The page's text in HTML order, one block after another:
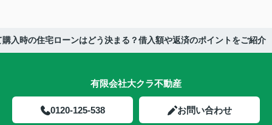
入時の住宅ローンはどう決まる？借入額や返済のポイントをご紹介
有限会社大クラ不動産
0120-125-538 お問い合わせ